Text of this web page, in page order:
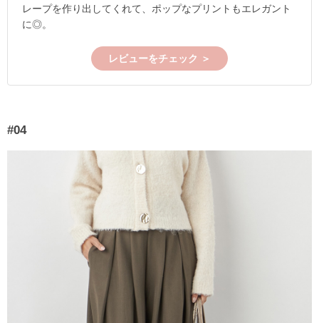
レープを作り出してくれて、ポップなプリントもエレガント
に◎。
レビューをチェック ＞
#04